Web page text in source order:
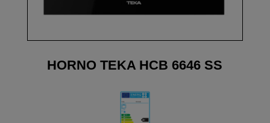
HORNO TEKA HCB 6646 SS